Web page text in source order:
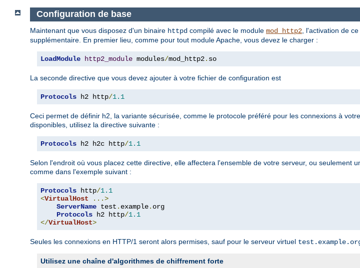
Configuration de base
Maintenant que vous disposez d'un binaire httpd compilé avec le module mod_http2 , l'activation de
supplémentaire. En premier lieu, comme pour tout module Apache, vous devez le charger :
LoadModule http2_module modules/mod_http2. so
La seconde directive que vous devez ajouter à votre fichier de configuration est
Protocols h2 http/1.1
Ceci permet de définir h2, la variante sécurisée, comme le protocole préféré pour les connexions à
disponibles, utilisez la directive suivante :
Protocols h2 h2c http/1.1
Selon l'endroit où vous placez cette directive, elle affectera l'ensemble de votre serveur, ou seulement
comme dans l'exemple suivant :
Protocols http/1.1
<VirtualHost
...>
ServerName test . example. org
Protocols h2 http/1.1
</VirtualHost>
Seules les connexions en HTTP/1 seront alors permises, sauf pour le serveur virtuel
Utilisez une chaîne d'algorithmes de chiffrement forte